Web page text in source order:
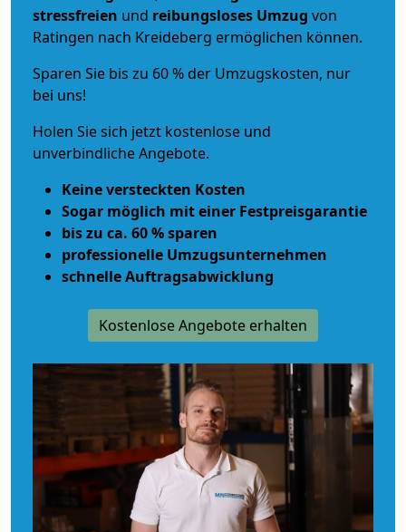
stressfreien und reibungsloses Umzug von
Ratingen nach Kreideberg ermöglichen können.
Sparen Sie bis zu 60 % der Umzugskosten, nur
bei uns!
Holen Sie sich jetzt kostenlose und
unverbindliche Angebote.
Keine versteckten Kosten
Sogar möglich mit einer Festpreisgarantie
bis zu ca. 60 % sparen
professionelle Umzugsunternehmen
schnelle Auftragsabwicklung
Kostenlose Angebote erhalten